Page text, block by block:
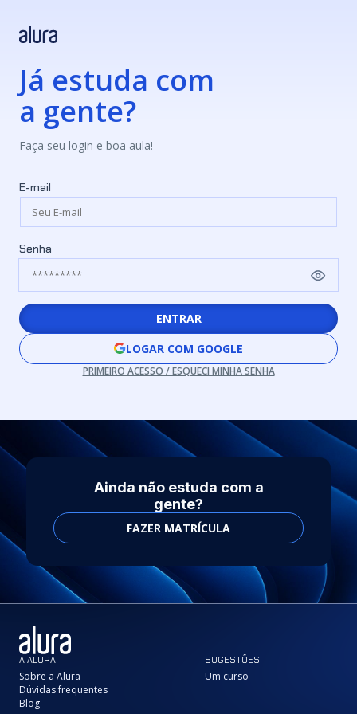
Já estuda com
a gente?
Faça seu login e boa aula!
E-mail
Senha
ENTRAR
LOGAR COM GOOGLE
PRIMEIRO ACESSO / ESQUECI MINHA SENHA
Ainda não estuda com a
gente?
FAZER MATRÍCULA
A ALURA
Sobre a Alura
Dúvidas frequentes
Blog
SUGESTÕES
Um curso